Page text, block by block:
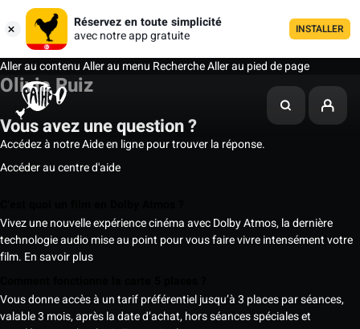
Réservez en toute simplicité
avec notre app gratuite
INSTALLER
Aller au contenuAller au menu RechercheAller au pied de page
Olivia Ruiz
Vous avez une question ?
Accédez à notre Aide en ligne pour trouver la réponse.
Accéder au centre d'aide
Vivez une nouvelle expérience cinéma avec Dolby Atmos, la dernière
technologie audio mise au point pour vous faire vivre intensément votre
film. En savoir plus
Vous donne accès à un tarif préférentiel jusqu’à 3 places par séances,
valable 3 mois, après la date d’achat, hors séances spéciales et